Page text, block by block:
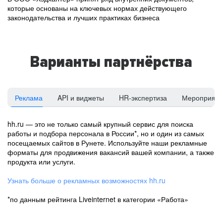
которые основаны на ключевых нормах действующего
законодательства и лучших практиках бизнеса
Варианты партнёрства
Реклама API и виджеты HR-экспертиза
hh.ru — это не только самый крупный сервис для поиска
работы и подбора персонала в России*, но и один из самых
посещаемых сайтов в Рунете. Используйте наши рекламные
форматы для продвижения вакансий вашей компании, а также
продукта или услуги.
Узнать больше о рекламных возможностях hh.ru
*по данным рейтинга Liveinternet в категории «Работа»